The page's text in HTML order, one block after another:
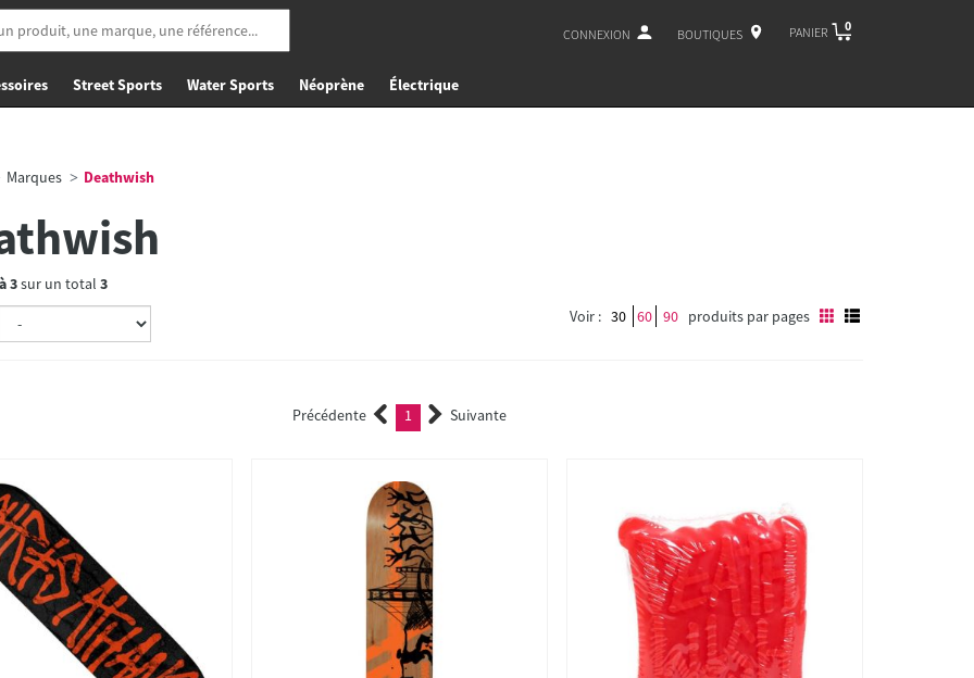
CONNEXION BOUTIQUES PANIER 0
Street Sports Water Sports Néoprène Électrique
Marques Deathwish
3sur un total 3
Voir : 30 60 90 produits par pages
Précédente 1 (current)Suivante